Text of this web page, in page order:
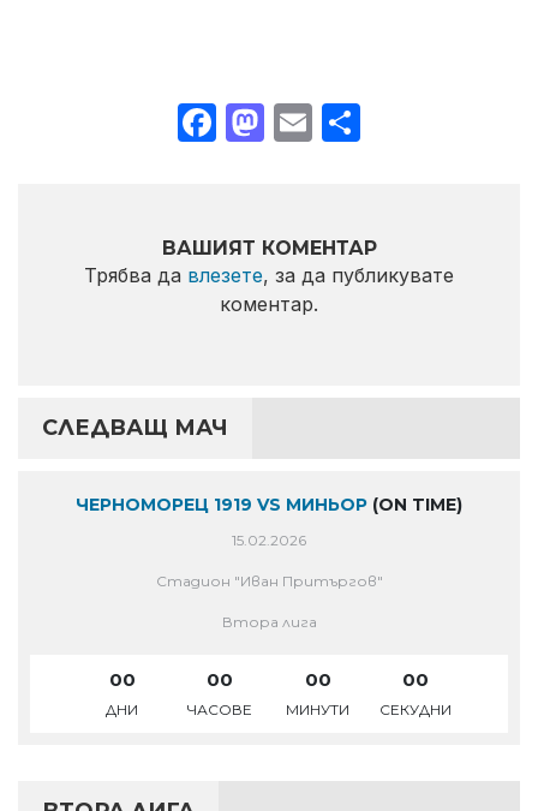
Facebook
Mastodon
Email
ВАШИЯТ КОМЕНТАР
Трябва да влезете, за да публикувате
коментар.
СЛЕДВАЩ МАЧ
ЧЕРНОМОРЕЦ 1919 VS МИНЬОР (ON TIME)
15.02.2026
Стадион "Иван Притъргов"
Втора лига
00
ДНИ
00
ЧАСОВЕ
00
МИНУТИ
00
СЕКУДНИ